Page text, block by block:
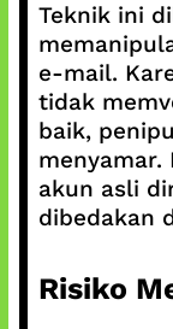
Teknik ini
e-mail.
tidak
baik,
menyamar.
akun asli
dibedakan
Risiko